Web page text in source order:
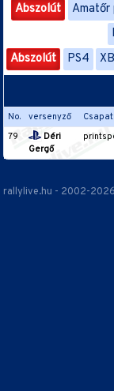
Abszolút
Amatőr
Abszolút
PS4
No. versenyző Csapat
79
Déri
Gergő
rallylive.hu - 2002-2026